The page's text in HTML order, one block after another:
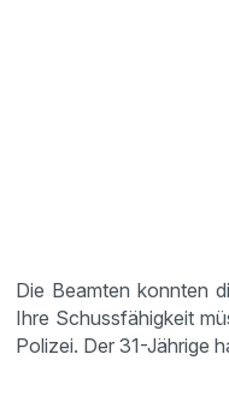
Die Beamten konnten
Ihre Schussfähigkeit
Polizei. Der 31-Jährige